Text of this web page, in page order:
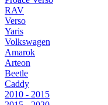
RAV
Verso
Yaris
Volkswagen
Amarok
Arteon
Beetle
Caddy
2010 - 2015